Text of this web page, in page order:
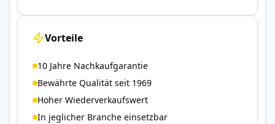
Vorteile
10 Jahre Nachkaufgarantie
Bewährte Qualität seit 1969
Hoher Wiederverkaufswert
In jeglicher Branche einsetzbar